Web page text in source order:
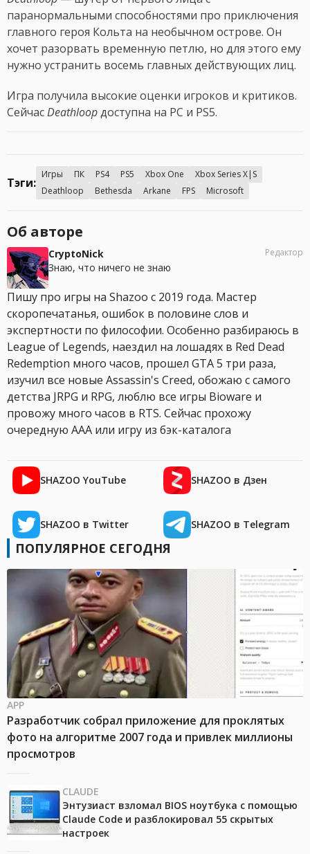
паранормальными способностями про приключения
главного героя Кольта на необычном острове. Он
хочет разорвать временную петлю, но для этого ему
нужно устранить восемь главных действующих лиц.
Игра получила высокие оценки игроков и критиков.
СейчасDeathloopдоступна на PC и PS5.
Тэги:
Игры ПК PS4 PS5 Xbox One
Xbox Series X|S
Deathloop
Bethesda Arkane FPS Microsoft
Об авторе
CryptoNick
Знаю, что ничего не знаю
Редактор
Пишу про игры на Shazoo с 2019 года. Мастер
скоропечатанья, ошибок в половине слов и
экспертности по философии. Особенно разбираюсь в
League of Legends, наездил на лошадях в Red Dead
Redemption много часов, прошел GTA 5 три раза,
изучил все новые Assassin's Creed, обожаю с самого
детства JRPG и RPG, люблю все игры Bioware и
провожу много часов в RTS. Сейчас прохожу
очередную AAA или игру из бэк-каталога
SHAZOO YouTube SHAZOO в Дзен
SHAZOO в Twitter SHAZOO в Telegram
ПОПУЛЯРНОЕ СЕГОДНЯ
APP
Разработчик собрал приложение для проклятых
фото на алгоритме 2007 года и привлек миллионы
просмотров
CLAUDE
Энтузиаст взломал BIOS ноутбука с помощью
Claude Code и разблокировал 55 скрытых
настроек